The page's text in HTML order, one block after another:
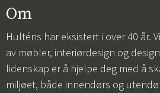
Om
Hulténs har eksistert i over 40 år.
av møbler, interiørdesign og
lidenskap er å hjelpe deg med å
miljøet, både innendørs og